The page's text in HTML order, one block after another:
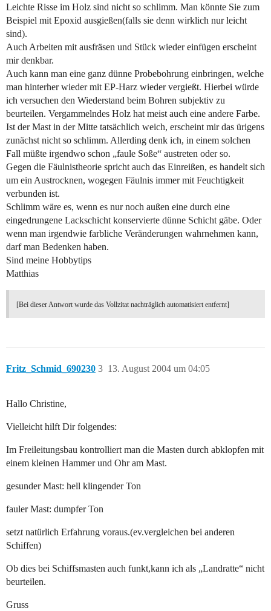
Leichte Risse im Holz sind nicht so schlimm. Man könnte Sie zum
Beispiel mit Epoxid ausgießen(falls sie denn wirklich nur leicht
sind).
Auch Arbeiten mit ausfräsen und Stück wieder einfügen erscheint
mir denkbar.
Auch kann man eine ganz dünne Probebohrung einbringen, welche
man hinterher wieder mit EP-Harz wieder vergießt. Hierbei würde
ich versuchen den Wiederstand beim Bohren subjektiv zu
beurteilen. Vergammelndes Holz hat meist auch eine andere Farbe.
Ist der Mast in der Mitte tatsächlich weich, erscheint mir das ürigens
zunächst nicht so schlimm. Allerding denk ich, in einem solchen
Fall müßte irgendwo schon „faule Soße“ austreten oder so.
Gegen die Fäulnistheorie spricht auch das Einreißen, es handelt sich
um ein Austrocknen, wogegen Fäulnis immer mit Feuchtigkeit
verbunden ist.
Schlimm wäre es, wenn es nur noch außen eine durch eine
eingedrungene Lackschicht konservierte dünne Schicht gäbe. Oder
wenn man irgendwie farbliche Veränderungen wahrnehmen kann,
darf man Bedenken haben.
Sind meine Hobbytips
Matthias
[Bei dieser Antwort wurde das Vollzitat nachträglich automatisiert entfernt]
Fritz_Schmid_690230 13. August 2004 um 04:05
3
Hallo Christine,
Vielleicht hilft Dir folgendes:
Im Freileitungsbau kontrolliert man die Masten durch abklopfen mit
einem kleinen Hammer und Ohr am Mast.
gesunder Mast: hell klingender Ton
fauler Mast: dumpfer Ton
setzt natürlich Erfahrung voraus.(ev.vergleichen bei anderen
Schiffen)
Ob dies bei Schiffsmasten auch funkt,kann ich als „Landratte“ nicht
beurteilen.
Gruss